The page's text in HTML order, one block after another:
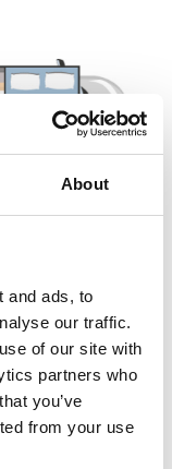
About
and ads, to
our traffic.
of our site with
partners who
you’ve
from your use
4 (1 opt)